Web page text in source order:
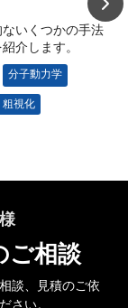
いくつかの手法
介します。
分子動力学
粗視化
ご相談
談、見積のご依
さい。